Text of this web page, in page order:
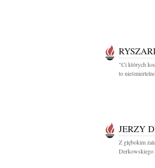
"Ci których
to
JERZY
Z głębokim
Derkowskiego